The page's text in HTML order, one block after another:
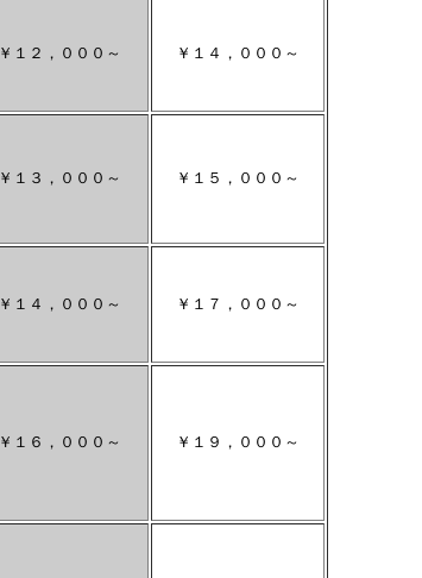
￥１２，０００～ ￥１４，０００～
￥１３，０００～ ￥１５，０００～
￥１４，０００～ ￥１７，０００～
￥１６，０００～ ￥１９，０００～